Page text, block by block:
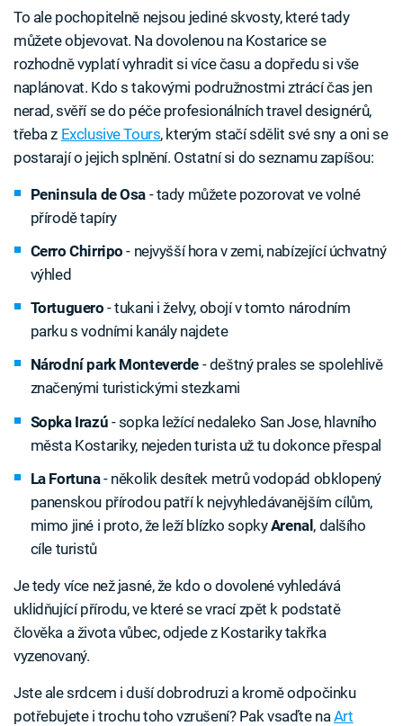
To ale pochopitelně nejsou jediné skvosty, které tady
můžete objevovat. Na dovolenou na Kostarice se
rozhodně vyplatí vyhradit si více času a dopředu si vše
naplánovat. Kdo s takovými podružnostmi ztrácí čas jen
nerad, svěří se do péče profesionálních travel designérů,
třeba z Exclusive Tours, kterým stačí sdělit své sny a oni se
postarají o jejich splnění. Ostatní si do seznamu zapíšou:
Peninsula de Osa - tady můžete pozorovat ve volné
přírodě tapíry
Cerro Chirripo - nejvyšší hora v zemi, nabízející úchvatný
výhled
Tortuguero - tukani i želvy, obojí v tomto národním
parku s vodními kanály najdete
Národní park Monteverde - deštný prales se spolehlivě
značenými turistickými stezkami
Sopka Irazú - sopka ležící nedaleko San Jose, hlavního
města Kostariky, nejeden turista už tu dokonce přespal
La Fortuna- několik desítek metrů vodopád obklopený
panenskou přírodou patří k nejvyhledávanějším cílům,
mimo jiné i proto, že leží blízko sopkyArenal, dalšího
cíle turistů
Je tedy více než jasné, že kdo o dovolené vyhledává
uklidňující přírodu, ve které se vrací zpět k podstatě
člověka a života vůbec, odjede z Kostariky takřka
vyzenovaný.
Jste ale srdcem i duší dobrodruzi a kromě odpočinku
potřebujete i trochu toho vzrušení? Pak vsaďte na Art